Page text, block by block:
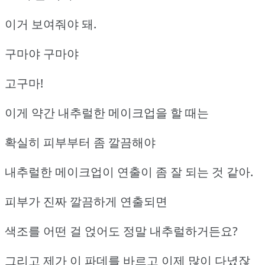
이거 보여줘야 돼.
구마야 구마야
고구마!
이게 약간 내추럴한 메이크업을 할 때는
확실히 피부부터 좀 깔끔해야
내추럴한 메이크업이 연출이 좀 잘 되는 것 같아.
피부가 진짜 깔끔하게 연출되면
색조를 어떤 걸 얹어도 정말 내추럴하거든요?
그리고 제가 이 파데를 바르고 이제 많이 다녔잖